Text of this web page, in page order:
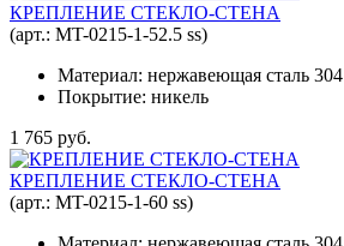
КРЕПЛЕНИЕ СТЕКЛО-СТЕНА
(арт.: MT-0215-1-52.5 ss)
Материал: нержавеющая сталь 304
Покрытие: никель
1 765 руб.
КРЕПЛЕНИЕ СТЕКЛО-СТЕНА
(арт.: MT-0215-1-60 ss)